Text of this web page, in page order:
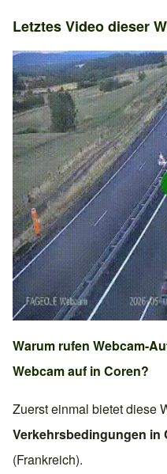
Letztes Video dieser
Warum rufen Webcam-
Webcam auf in Coren?
Zuerst einmal bietet diese
Verkehrsbedingungen in
(Frankreich).